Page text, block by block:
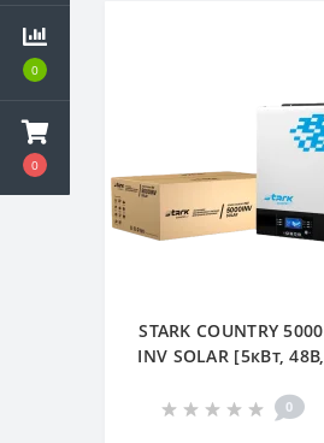
0
0
STARK COUNTRY 5000
INV SOLAR [5кВт, 48В,
0